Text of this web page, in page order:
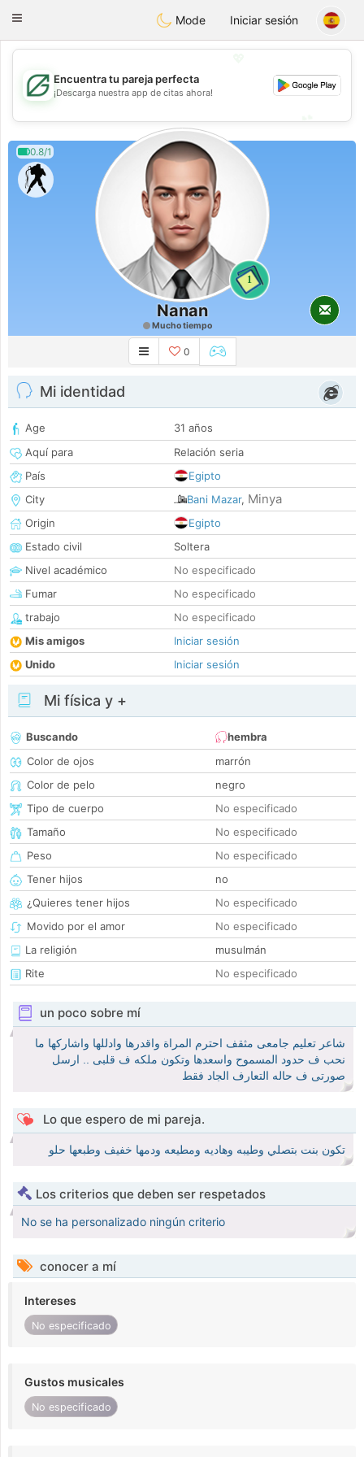
GulfDating
Toggle
Mode Iniciar sesión
💖
💕
Encuentra tu pareja perfecta
¡Descarga nuestra app de citas ahora!
0.8/1
1
Nanan
Mucho tiempo
0
Mi identidad
Age
31 años
Aquí para
Relación seria
País
Egipto
City
Bani Mazar, Minya
Origin
Egipto
Estado civil
Soltera
Nivel académico
No especificado
Fumar
No especificado
trabajo
No especificado
Mis amigos
Iniciar sesión
Unido
Iniciar sesión
Mi física y +
Buscando
hembra
Color de ojos
marrón
Color de pelo
negro
Tipo de cuerpo
No especificado
Tamaño
No especificado
Peso
No especificado
Tener hijos
no
¿Quieres tener hijos
No especificado
Movido por el amor
No especificado
La religión
musulmán
Rite
No especificado
un poco sobre mí
شاعر تعليم جامعى مثقف احترم المراة واقدرها وادللها واشاركها ما
نحب ف حدود المسموح واسعدها وتكون ملكه ف قلبى .. ارسل
صورتى ف حاله التعارف الجاد فقط
Lo que espero de mi pareja.
تكون بنت بتصلي وطيبه وهاديه ومطيعه ودمها خفيف وطبعها حلو
Los criterios que deben ser respetados
No se ha personalizado ningún criterio
conocer a mí
Intereses
No especificado
Gustos musicales
No especificado